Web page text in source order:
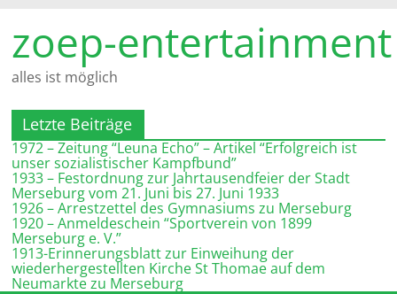
Inhalt
springen
zoep-entertainment
alles ist möglich
Letzte Beiträge
1972 – Zeitung “Leuna Echo” – Artikel “Erfolgreich ist
unser sozialistischer Kampfbund”
1933 – Festordnung zur Jahrtausendfeier der Stadt
Merseburg vom 21. Juni bis 27. Juni 1933
1926 – Arrestzettel des Gymnasiums zu Merseburg
1920 – Anmeldeschein “Sportverein von 1899
Merseburg e. V.”
1913-Erinnerungsblatt zur Einweihung der
wiederhergestellten Kirche St Thomae auf dem
Neumarkte zu Merseburg